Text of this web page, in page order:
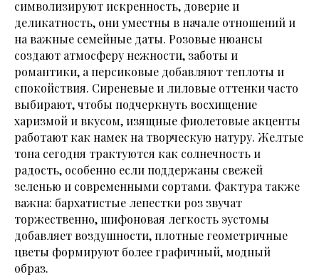
символизируют искренность, доверие и
деликатность, они уместны в начале отношений и
на важные семейные даты. Розовые нюансы
создают атмосферу нежности, заботы и
романтики, а персиковые добавляют теплоты и
спокойствия. Сиреневые и лиловые оттенки часто
выбирают, чтобы подчеркнуть восхищение
харизмой и вкусом, изящные фиолетовые акценты
работают как намек на творческую натуру. Желтые
тона сегодня трактуются как солнечность и
радость, особенно если поддержаны свежей
зеленью и современными сортами. Фактура также
важна: бархатистые лепестки роз звучат
торжественно, шифоновая легкость эустомы
добавляет воздушности, плотные геометричные
цветы формируют более графичный, модный
образ.